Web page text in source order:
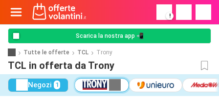
!
Scarica la nostra app 📲
Tutte le offerte TCL Trony
TCL in offerta da Trony
Negozi 1